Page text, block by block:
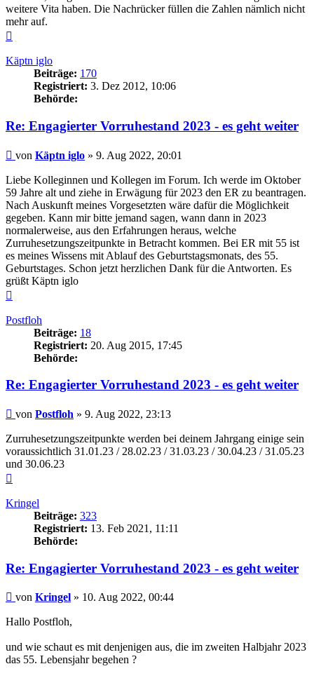
weitere Vita haben. Die Nachrücker füllen die Zahlen nämlich nicht
mehr auf.
Käptn iglo
Beiträge: 170
Registriert: 3. Dez 2012, 10:06
Behörde:
Re: Engagierter Vorruhestand 2023 - es geht weiter
Beitrag
von Käptn iglo » 9. Aug 2022, 20:01
Liebe Kolleginnen und Kollegen im Forum. Ich werde im Oktober
59 Jahre alt und ziehe in Erwägung für 2023 den ER zu beantragen.
Nach Auskunft meines Vorgesetzten wäre dafür die Möglichkeit
gegeben. Kann mir bitte jemand sagen, wann dann in 2023
normalerweise, aus den Erfahrungen heraus, welche
Zurruhesetzungszeitpunkte in Betracht kommen. Bei ER mit 55 ist
es meines Wissens mit Ablauf des Geburtstagsmonats, des 55.
Geburtstages. Schon jetzt herzlichen Dank für die Antworten. Es
grüßt Käptn iglo
Postfloh
Beiträge: 18
Registriert: 20. Aug 2015, 17:45
Behörde:
Re: Engagierter Vorruhestand 2023 - es geht weiter
Beitrag
von Postfloh » 9. Aug 2022, 23:13
Zurruhesetzungszeitpunkte werden bei deinem Jahrgang einige sein
voraussichtlich 31.01.23 / 28.02.23 / 31.03.23 / 30.04.23 / 31.05.23
und 30.06.23
Kringel
Beiträge: 323
Registriert: 13. Feb 2021, 11:11
Behörde:
Re: Engagierter Vorruhestand 2023 - es geht weiter
Beitrag
von Kringel » 10. Aug 2022, 00:44
Hallo Postfloh,
und wie schaut es mit denjenigen aus, die im zweiten Halbjahr 2023
das 55. Lebensjahr begehen ?